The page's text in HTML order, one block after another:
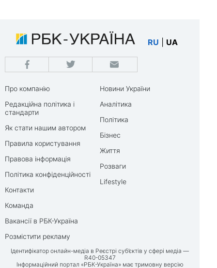
RU UA
Про компанію
Редакційна політика і
стандарти
Як стати нашим автором
Правила користування
Правова інформація
Політика конфіденційності
Контакти
Команда
Вакансії в РБК-Україна
Розмістити рекламу
Новини України
Аналітика
Політика
Бізнес
Життя
Розваги
Lifestyle
Ідентифікатор онлайн-медіа в Реєстрі суб’єктів у сфері медіа —
R40-05347
Інформаційний портал «РБК-Україна» має тримовну версію